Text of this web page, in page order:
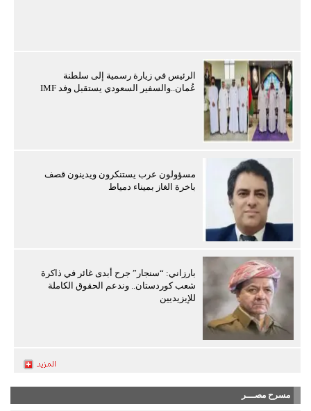
الرئيس في زيارة رسمية إلى سلطنة
عُمان..والسفير السعودي يستقبل وفد IMF
مسؤولون عرب يستنكرون ويدينون قصف
باخرة الغاز بميناء دمياط
بارزاني: “سنجار” جرح أبدى غائر في ذاكرة
شعب كوردستان.. وندعم الحقوق الكاملة
للإيزيديين
مسرح مصـــر